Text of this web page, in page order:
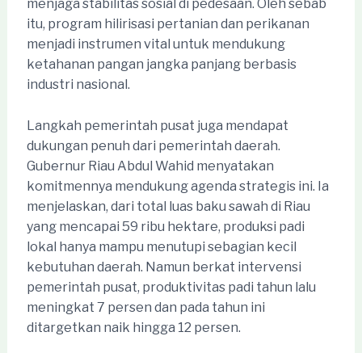
menjaga stabilitas sosial di pedesaan. Oleh sebab
itu, program hilirisasi pertanian dan perikanan
menjadi instrumen vital untuk mendukung
ketahanan pangan jangka panjang berbasis
industri nasional.
Langkah pemerintah pusat juga mendapat
dukungan penuh dari pemerintah daerah.
Gubernur Riau Abdul Wahid menyatakan
komitmennya mendukung agenda strategis ini. Ia
menjelaskan, dari total luas baku sawah di Riau
yang mencapai 59 ribu hektare, produksi padi
lokal hanya mampu menutupi sebagian kecil
kebutuhan daerah. Namun berkat intervensi
pemerintah pusat, produktivitas padi tahun lalu
meningkat 7 persen dan pada tahun ini
ditargetkan naik hingga 12 persen.